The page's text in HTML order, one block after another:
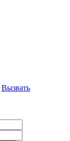
Вызвать